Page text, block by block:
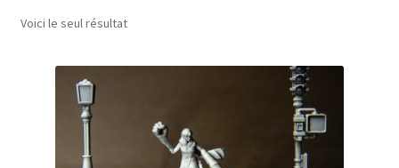
Shop
Wishlist
Voici le seul résultat